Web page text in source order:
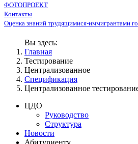
ФОТОПРОЕКТ
Контакты
Оценка знаний трудящимися-иммигрантами
Вы здесь:
Главная
Тестирование
Централизованное
Спецификация
Централизованное
ЦДО
Руководство
Структура
Новости
Абитуриенту